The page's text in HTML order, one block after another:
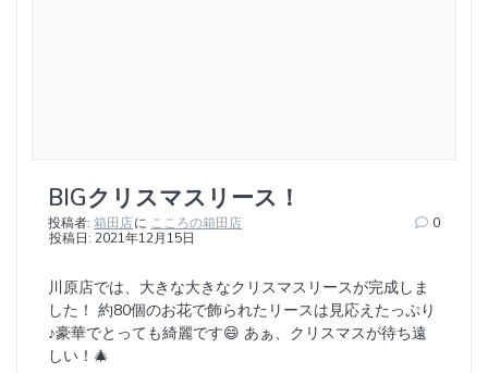
BIGクリスマスリース！
投稿者: 箱田店に こころの箱田店
投稿日: 2021年12月15日
0
川原店では、大きな大きなクリスマスリースが完成しま
した！ 約80個のお花で飾られたリースは見応えたっぷり
♪豪華でとっても綺麗です😄 あぁ、クリスマスが待ち遠
しい！🎄